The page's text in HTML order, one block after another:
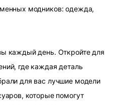
модников: одежда,
каждый день. Откройте для
где каждая деталь
для вас лучшие модели
которые помогут